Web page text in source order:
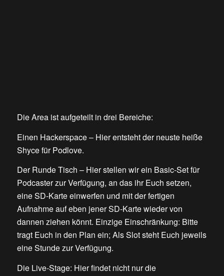
Die Area ist aufgeteilt in drei Bereiche:
Einen Hackerspace – Hier entsteht der neuste heiße
Shyce für Podlove.
Der Runde Tisch – Hier stellen wir ein Basic-Set für
Podcaster zur Verfügung, an das ihr Euch setzen,
eine SD-Karte einwerfen und mit der fertigen
Aufnahme auf eben jener SD-Karte wieder von
dannen ziehen könnt. Einzige Einschränkung: Bitte
tragt Euch in den Plan ein; Als Slot steht Euch jeweils
eine Stunde zur Verfügung.
Die Live-Stage: Hier findet nicht nur die